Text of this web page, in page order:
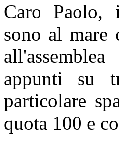
Caro Paolo,
sono al mare
appunti su
particolare
quota 100 e